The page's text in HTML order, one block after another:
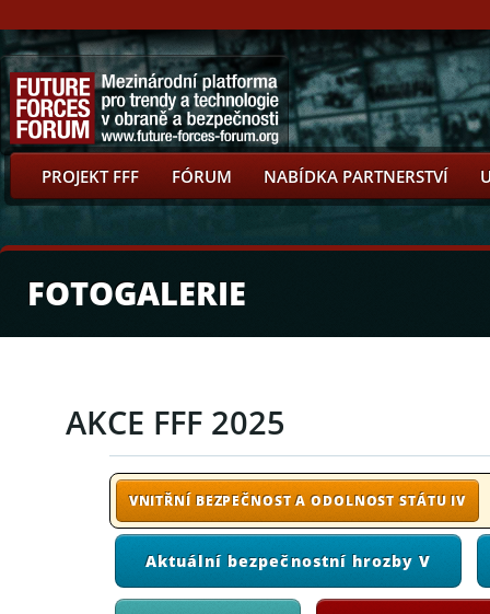
PROJEKT FFF FÓRUM NABÍDKA PARTNERSTVÍ
FOTOGALERIE
AKCE FFF 2025
VNITŘNÍ BEZPEČNOST A ODOLNOST STÁTU IV
Aktuální bezpečnostní hrozby V